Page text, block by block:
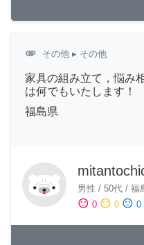
attachment その他 ▸ その他
家具の組み立て，悩み
は何でもいたします！
福島県
男性 / 50代 / 福
sentiment_satisfied 0 sentiment_neutral 0 sentiment_dissatisfied 0